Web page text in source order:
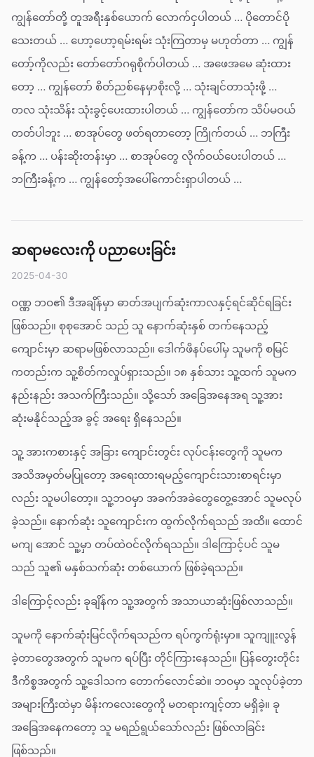
ကျွန်တော်တို့ တူအရီးနှစ်ယောက် လောက်ငှပါတယ် … ပိုတောင်ပို
သေးတယ် … ဟော့ဟော့ရမ်းရမ်း သုံးကြတာမှ မဟုတ်တာ … ကျွန်
တော့်ကိုလည်း တော်တော်ဂရုစိုက်ပါတယ် … အဖေအမေ ဆုံးထား
တော့ … ကျွန်တော် စိတ်ညစ်နေမှာစိုးလို့ … သုံးချင်တာသုံးဖို့ …
တလ သုံးသိန်း သုံးခွင့်ပေးထားပါတယ် … ကျွန်တော်က သိပ်မဝယ်
တတ်ပါဘူး … စာအုပ်တွေ ဖတ်ရတာတော့ ကြိုက်တယ် … ဘကြီး
ခန့်က … ပန်းဆိုးတန်းမှာ … စာအုပ်တွေ လိုက်ဝယ်ပေးပါတယ် …
ဘကြီးခန့်က … ကျွန်တော့်အပေါ်ကောင်းရှာပါတယ် …
ဆရာမလေးကို ပညာပေးခြင်း
2025-04-30
ဝဏ္ဏ ဘဝ၏ ဒီအချိန်မှာ ဓာတ်အပျက်ဆုံးကာလနှင့်ရင်ဆိုင်ရခြင်း
ဖြစ်သည်။ စုစုအောင် သည် သူ နောက်ဆုံးနှစ် တက်နေသည့်
ကျောင်းမှာ ဆရာမဖြစ်လာသည်။ ဒေါက်ဖိနပ်ပေါ်မှ သူမကို စမြင်
ကတည်းက သူ့စိတ်ကလှုပ်ရှားသည်။ ၁၈ နှစ်သား သူ့ထက် သူမက
နည်းနည်း အသက်ကြီးသည်။ သို့သော် အခြေအနေအရ သူ့အား
ဆုံးမနိုင်သည့်အ ခွင့် အရေး ရှိနေသည်။
သူ့ အားကစားနှင့် အခြား ကျောင်းတွင်း လုပ်ငန်းတွေကို သူမက
အသိအမှတ်မပြုတော့ အရေးထားရမည့်ကျောင်းသားစာရင်းမှာ
လည်း သူမပါတော့။ သူ့ဘဝမှာ အခက်အခဲတွေတွေ့အောင် သူမလုပ်
ခဲ့သည်။ နောက်ဆုံး သူကျောင်းက ထွက်လိုက်ရသည် အထိ။ ထောင်
မကျ အောင် သူ့မှာ တပ်ထဲဝင်လိုက်ရသည်။ ဒါကြောင့်ပင် သူမ
သည် သူ၏ မနှစ်သက်ဆုံး တစ်ယောက် ဖြစ်ခဲ့ရသည်။
ဒါကြောင့်လည်း ခုချိန်က သူ့အတွက် အသာယာဆုံးဖြစ်လာသည်။
သူမကို နောက်ဆုံးမြင်လိုက်ရသည်က ရပ်ကွက်ရုံးမှာ။ သူကျူးလွန်
ခဲ့တာတွေအတွက် သူမက ရပ်ပြီး တိုင်ကြားနေသည်။ ပြန်တွေးတိုင်း
ဒီကိစ္စအတွက် သူ့ဒေါသက တောက်လောင်ဆဲ။ ဘဝမှာ သူလုပ်ခဲ့တာ
အများကြီးထဲမှာ မိန်းကလေးတွေကို မတရားကျင့်တာ မရှိခဲ့။ ခု
အခြေအနေကတော့ သူ မရည်ရွယ်သော်လည်း ဖြစ်လာခြင်း
ဖြစ်သည်။